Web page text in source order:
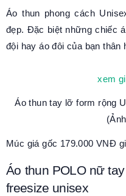
Áo thun phong cách
đẹp. Đặc biệt những chiếc
đội hay áo đôi của bạn thân
xem
Áo thun tay lỡ form rộng
Múc giá gốc 179.000 VNĐ
Áo thun POLO nữ
freesize unisex